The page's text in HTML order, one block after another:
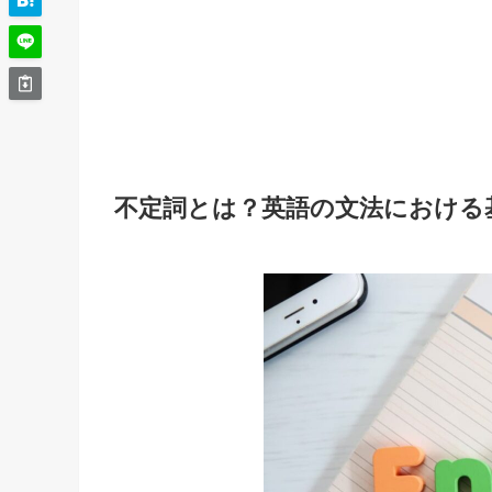
不定詞とは？英語の文法における